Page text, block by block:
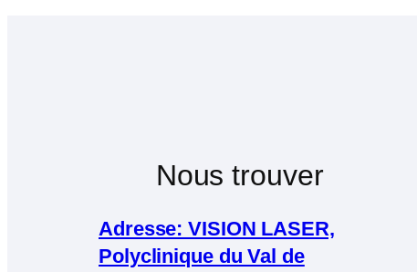
Nous trouver
Adresse: VISION LASER,
Polyclinique du Val de